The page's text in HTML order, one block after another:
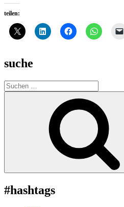
teilen:
suche
Suche
nach:
#hashtags